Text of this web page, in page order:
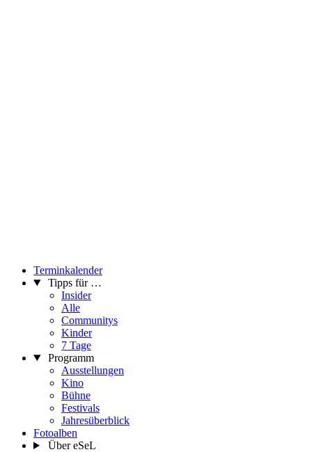
Terminkalender
Tipps für …
Insider
Alle
Communitys
Kinder
7 Tage
Programm
Ausstellungen
Kino
Bühne
Festivals
Jahresüberblick
Fotoalben
Über eSeL